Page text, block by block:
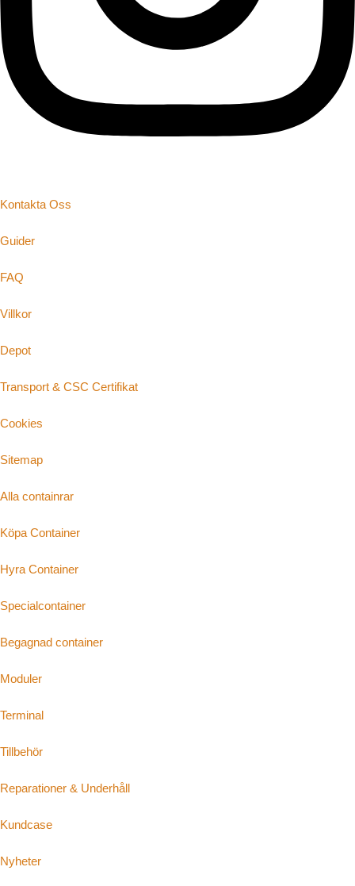
Kontakta Oss
Guider
FAQ
Villkor
Depot
Transport & CSC Certifikat
Cookies
Sitemap
Alla containrar
Köpa Container
Hyra Container
Specialcontainer
Begagnad container
Moduler
Terminal
Tillbehör
Reparationer & Underhåll
Kundcase
Nyheter